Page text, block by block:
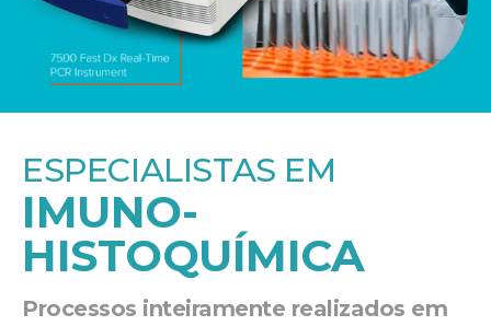
ESPECIALISTAS EM
IMUNO-
HISTOQUÍMICA
Processos inteiramente realizados em